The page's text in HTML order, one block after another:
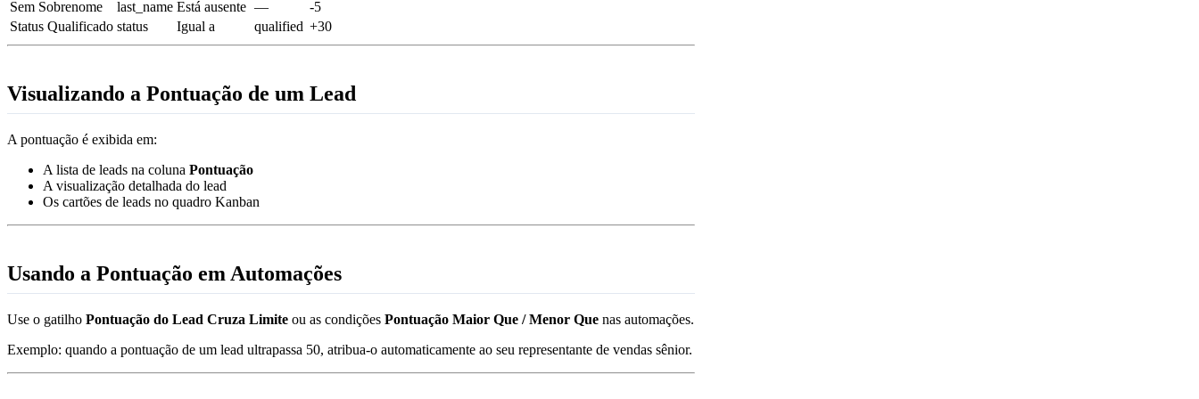
Sem Sobrenome
last_name Está ausente —
-5
Status Qualificado status Igual a qualified +30
Visualizando a Pontuação de um Lead
A pontuação é exibida em:
A lista de leads na coluna Pontuação
A visualização detalhada do lead
Os cartões de leads no quadro Kanban
Usando a Pontuação em Automações
Use o gatilho Pontuação do Lead Cruza Limite ou as condições Pontuação Maior Que / Menor Que nas automações.
Exemplo: quando a pontuação de um lead ultrapassa 50, atribua-o automaticamente ao seu representante de vendas sênior.